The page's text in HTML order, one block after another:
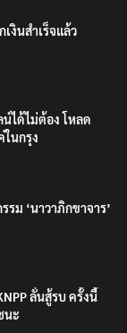
งินสำเร็จแล้ว
ได้ไม่ต้อง โหลด
ในกรุง
ม ‘นาวาภิกขาจาร’
ลั่นสู้รบ ครั้งนี้
นะ